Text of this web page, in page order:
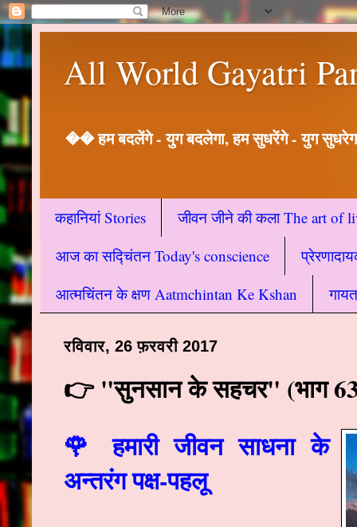
All World Gayatri
�� हम बदलेंगे - युग बदलेगा, हम सुधरेंगे - युग
कहानियां Stories
जीवन जीने की कला The art of
आज का सद्चिंतन Today's conscience
आत्मचिंतन के क्षण Aatmchintan Ke Kshan
रविवार, 26 फ़रवरी 2017
👉 "सुनसान के सहचर" (भाग
🌹 हमारी जीवन साधना के
अन्तरंग पक्ष-पहलू